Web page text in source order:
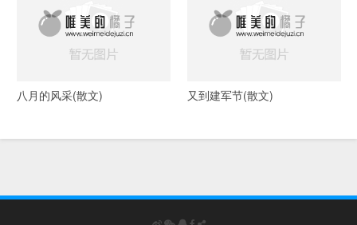
八月的风采(散文) 又到建军节(散文)